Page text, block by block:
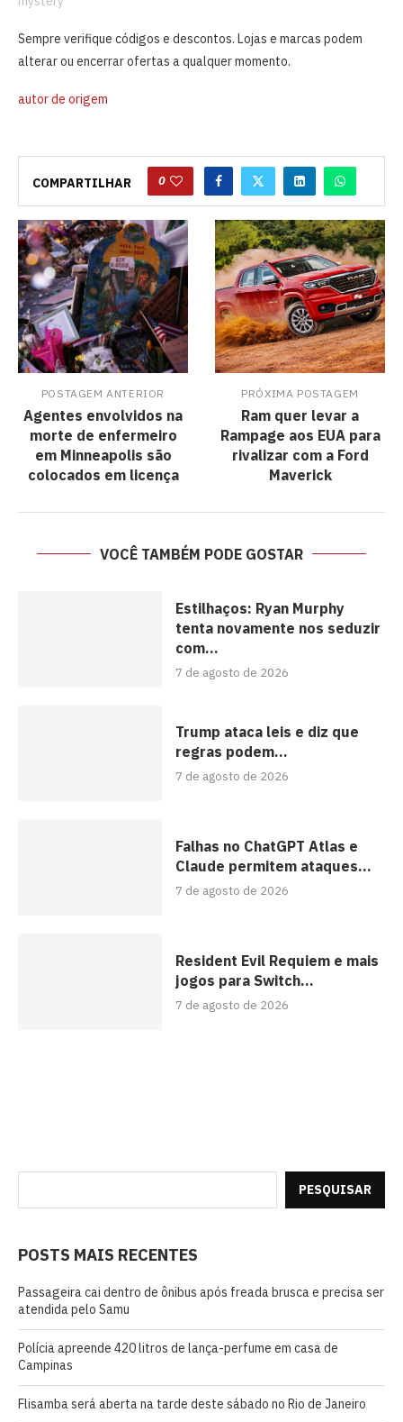
Sempre verifique códigos e descontos. Lojas e marcas podem
alterar ou encerrar ofertas a qualquer momento.
autor de origem
COMPARTILHAR 0
POSTAGEM ANTERIOR
Agentes envolvidos na
morte de enfermeiro
em Minneapolis são
colocados em licença
PRÓXIMA POSTAGEM
Ram quer levar a
Rampage aos EUA para
rivalizar com a Ford
Maverick
VOCÊ TAMBÉM PODE GOSTAR
Estilhaços: Ryan Murphy
tenta novamente nos seduzir
com...
7 de agosto de 2026
Trump ataca leis e diz que
regras podem...
7 de agosto de 2026
Falhas no ChatGPT Atlas e
Claude permitem ataques...
7 de agosto de 2026
Resident Evil Requiem e mais
jogos para Switch...
7 de agosto de 2026
PESQUISAR
POSTS MAIS RECENTES
Passageira cai dentro de ônibus após freada brusca e precisa ser
atendida pelo Samu
Polícia apreende 420 litros de lança-perfume em casa de
Campinas
Flisamba será aberta na tarde deste sábado no Rio de Janeiro